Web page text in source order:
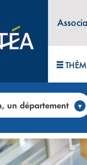
un département
>OPTIQUE MVT –